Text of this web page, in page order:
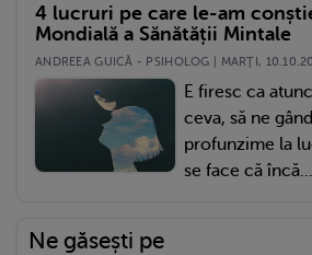
4 lucruri pe care le-am
Mondială a Sănătății Mintale
ANDREEA GUICĂ - PSIHOLOG | MARŢI,
E firesc ca
ceva, să ne
profunzime la
se face că încă...
Ne găsești pe